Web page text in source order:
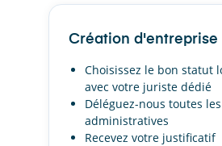
Création d'entreprise
Choisissez le bon statut
avec votre juriste dédié
Déléguez-nous toutes
administratives
Recevez votre justificatif